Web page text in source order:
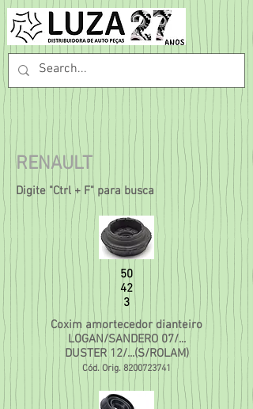
RENAULT
Digite "Ctrl + F" para busca
50
42
3
Coxim amortecedor dianteiro
LOGAN/SANDERO 07/...
DUSTER 12/...(S/ROLAM)
Cód. Orig. 8200723741